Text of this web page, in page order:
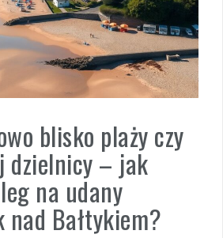
blisko plaży czy
dzielnicy – jak
na udany
nad Bałtykiem?